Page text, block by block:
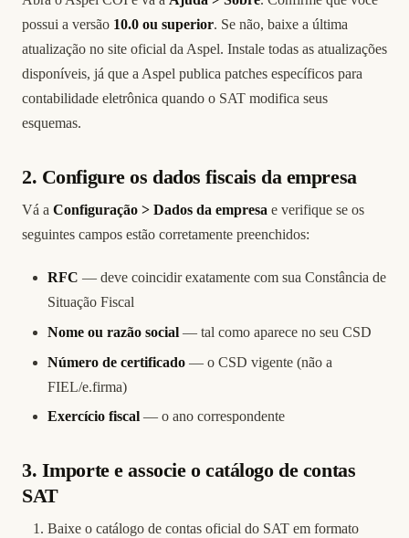
possui a versão 10.0 ou superior. Se não, baixe a última
atualização no site oficial da Aspel. Instale todas as atualizações
disponíveis, já que a Aspel publica patches específicos para
contabilidade eletrônica quando o SAT modifica seus
esquemas.
2. Configure os dados fiscais da empresa
Vá a Configuração > Dados da empresa e verifique se os
seguintes campos estão corretamente preenchidos:
RFC — deve coincidir exatamente com sua Constância de
Situação Fiscal
Nome ou razão social — tal como aparece no seu CSD
Número de certificado — o CSD vigente (não a
FIEL/e.firma)
Exercício fiscal — o ano correspondente
3. Importe e associe o catálogo de contas
SAT
Baixe o catálogo de contas oficial do SAT em formato